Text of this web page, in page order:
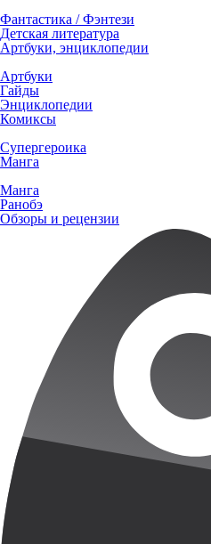
Фантастика / Фэнтези
Детская литература
Артбуки, энциклопедии
Артбуки
Гайды
Энциклопедии
Комиксы
Супергероика
Манга
Манга
Ранобэ
Обзоры и рецензии